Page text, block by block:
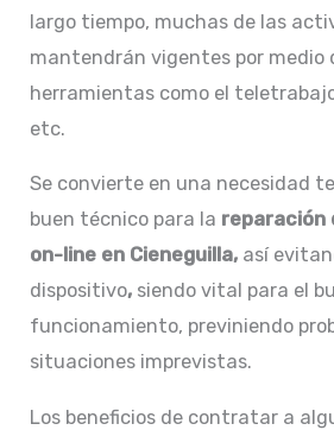
largo tiempo, muchas de las
mantendrán vigentes por medio
herramientas como el
etc.
Se convierte en una necesidad
buen técnico para la reparación
on-line en Cieneguilla, así
dispositivo, siendo vital para el
funcionamiento, previniendo
situaciones imprevistas.
Los beneficios de contratar a